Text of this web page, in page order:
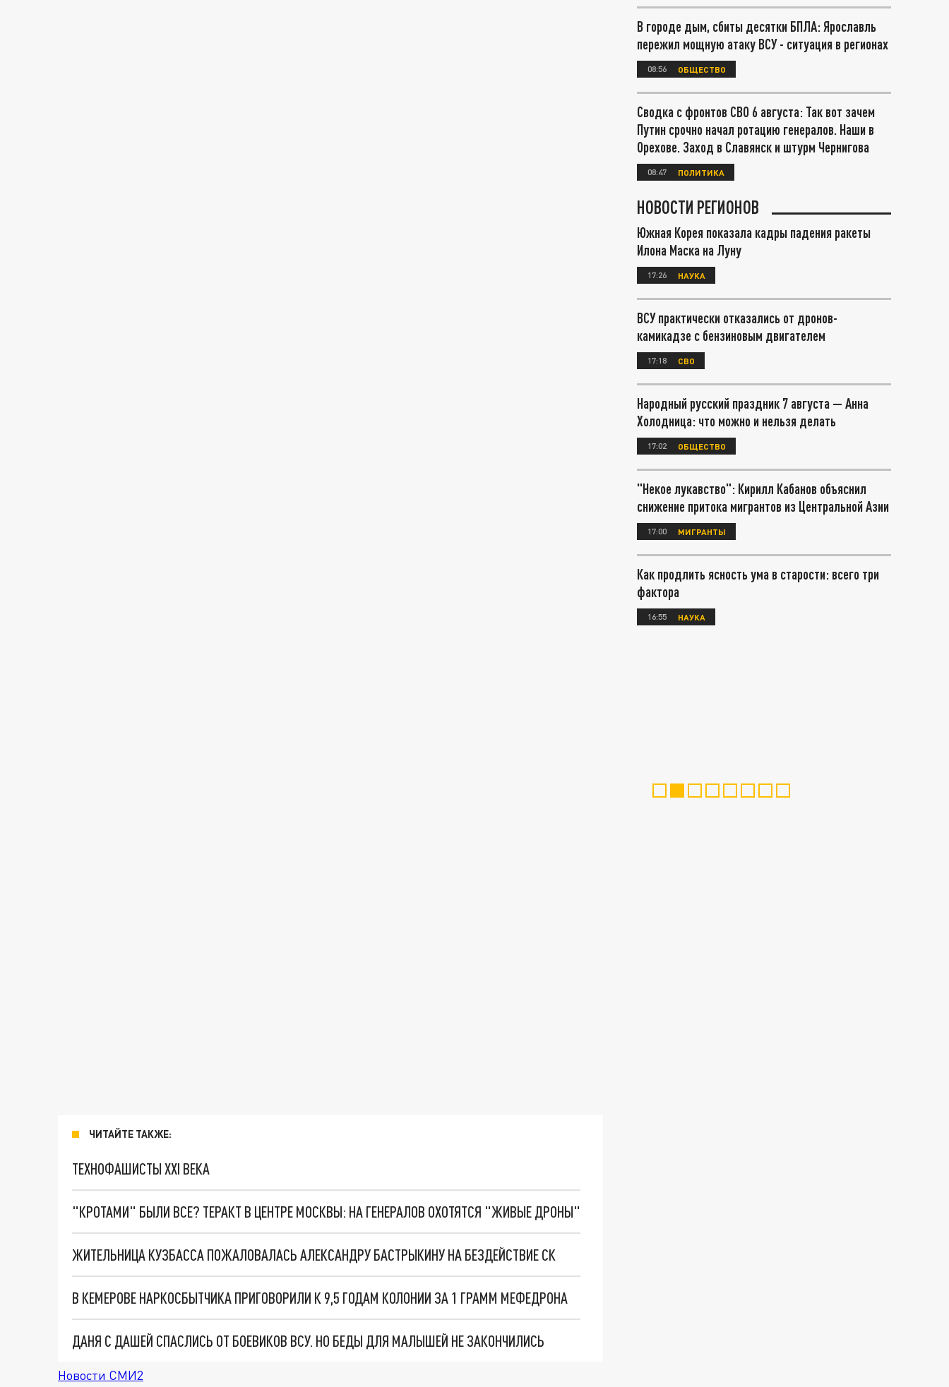
ЧИТАЙТЕ ТАКЖЕ:
ТЕХНОФАШИСТЫ XXI ВЕКА
"КРОТАМИ" БЫЛИ ВСЕ? ТЕРАКТ В ЦЕНТРЕ МОСКВЫ: НА ГЕНЕРАЛОВ ОХОТЯТСЯ "ЖИВЫЕ ДРОНЫ"
ЖИТЕЛЬНИЦА КУЗБАССА ПОЖАЛОВАЛАСЬ АЛЕКСАНДРУ БАСТРЫКИНУ НА БЕЗДЕЙСТВИЕ СК
В КЕМЕРОВЕ НАРКОСБЫТЧИКА ПРИГОВОРИЛИ К 9,5 ГОДАМ КОЛОНИИ ЗА 1 ГРАММ МЕФЕДРОНА
ДАНЯ С ДАШЕЙ СПАСЛИСЬ ОТ БОЕВИКОВ ВСУ. НО БЕДЫ ДЛЯ МАЛЫШЕЙ НЕ ЗАКОНЧИЛИСЬ
Новости СМИ2
В городе дым, сбиты десятки БПЛА: Ярославль
пережил мощную атаку ВСУ - ситуация в регионах
08:56 ОБЩЕСТВО
Сводка с фронтов СВО 6 августа: Так вот зачем
Путин срочно начал ротацию генералов. Наши в
Орехове. Заход в Славянск и штурм Чернигова
08:47 ПОЛИТИКА
НОВОСТИ РЕГИОНОВ
Южная Корея показала кадры падения ракеты
Илона Маска на Луну
17:26 НАУКА
ВСУ практически отказались от дронов-
камикадзе с бензиновым двигателем
17:18 СВО
Народный русский праздник 7 августа — Анна
Холодница: что можно и нельзя делать
17:02 ОБЩЕСТВО
"Некое лукавство": Кирилл Кабанов объяснил
снижение притока мигрантов из Центральной Азии
17:00 МИГРАНТЫ
Как продлить ясность ума в старости: всего три
фактора
16:55 НАУКА